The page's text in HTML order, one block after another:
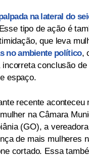
na lateral do
tipo de ação é
que leva
no ambiente político,
incorreta conclusão de
espaço.
recente aconteceu
na Câmara
(GO), a
de mais mulheres
cortado. Essa